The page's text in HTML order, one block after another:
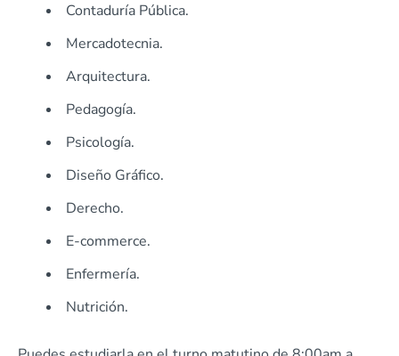
Contaduría Pública.
Mercadotecnia.
Arquitectura.
Pedagogía.
Psicología.
Diseño Gráfico.
Derecho.
E-commerce.
Enfermería.
Nutrición.